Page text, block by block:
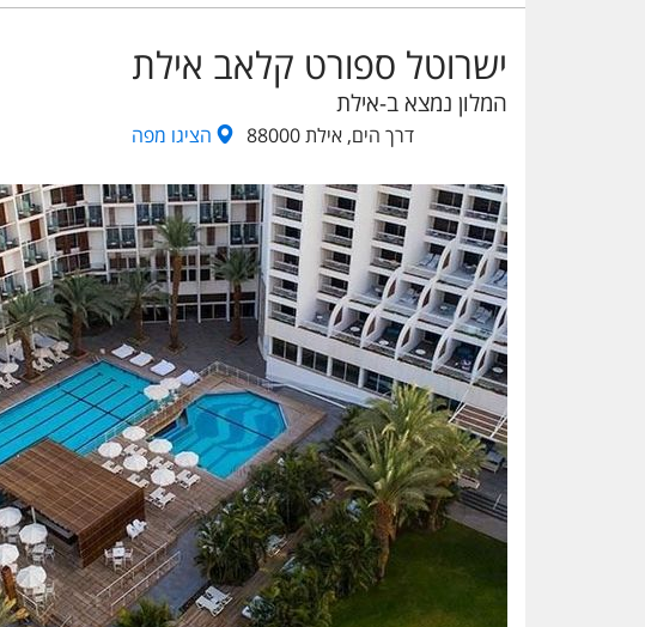
ישרוטל ספורט קלאב אילת
המלון נמצא ב-אילת
הציגו מפה דרך הים, אילת 88000